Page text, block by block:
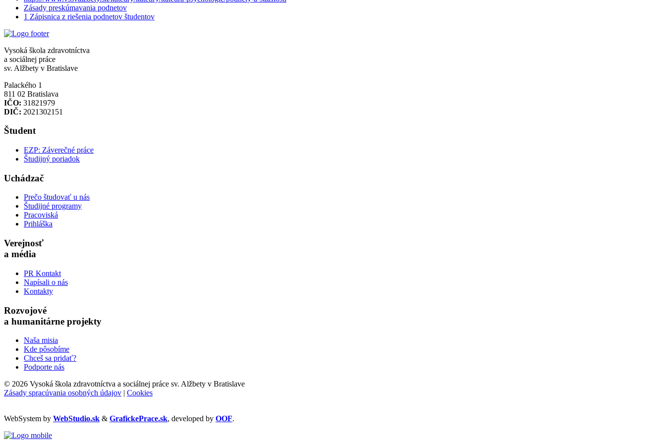
Zásady preskúmavania podnetov
1 Zápisnica z riešenia podnetov študentov
Vysoká škola zdravotníctva
a sociálnej práce
sv. Alžbety v Bratislave
Palackého 1
811 02 Bratislava
IČO: 31821979
DIČ: 2021302151
Študent
EZP: Záverečné práce
Študijný poriadok
Uchádzač
Prečo študovať u nás
Študijné programy
Pracoviská
Prihláška
Verejnosť
a média
PR Kontakt
Napísali o nás
Kontakty
Rozvojové
a humanitárne projekty
Naša misia
Kde pôsobíme
Chceš sa pridať?
Podporte nás
© 2026 Vysoká škola zdravotníctva a sociálnej práce sv. Alžbety v Bratislave
Zásady spracúvania osobných údajov | Cookies
WebSystem by WebStudio.sk & GrafickePrace.sk, developed by OOF.